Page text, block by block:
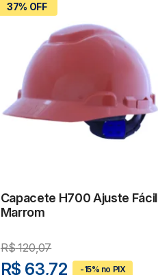
37% OFF
Capacete H700 Ajuste Fácil
Marrom
R$120,07
R$ 63,72